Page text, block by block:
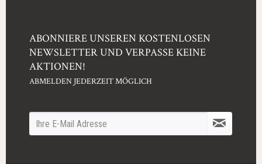
ABONNIERE UNSEREN KOSTENLOSEN
NEWSLETTER UND VERPASSE KEINE
AKTIONEN!
ABMELDEN JEDERZEIT MÖGLICH